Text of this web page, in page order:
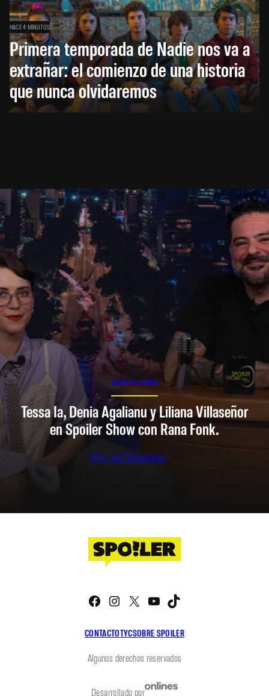
HACE 4 MINUTOS
Primera temporada de Nadie nos va a
extrañar: el comienzo de una historia
que nunca olvidaremos
SPOILER SHOW
Tessa Ia, Denia Agalianu y Liliana Villaseñor
en Spoiler Show con Rana Fonk.
Ver en Youtube
CONTACTOTYCSOBRE SPOILER
Facebook
Instagram
X YouTube
Algunos derechos reservados
Desarrollado por